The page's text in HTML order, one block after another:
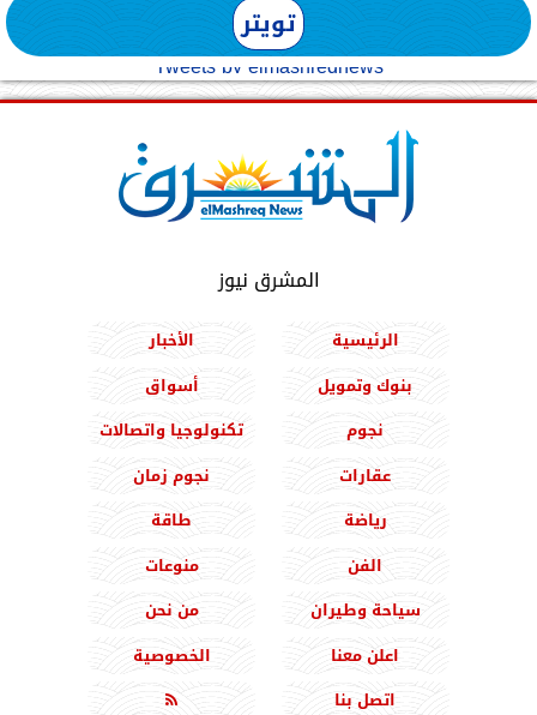
تويتر
Tweets by elmashreqnews
المشرق نيوز
الرئيسية
الأخبار
بنوك وتمويل
أسواق
نجوم
تكنولوجيا واتصالات
عقارات
نجوم زمان
رياضة
طاقة
الفن
منوعات
سياحة وطيران
من نحن
اعلن معنا
الخصوصية
اتصل بنا
